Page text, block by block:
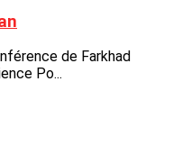
de Farkhad
Po...